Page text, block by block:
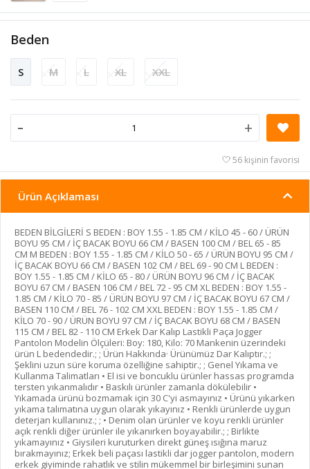
Beden
S M L XL XXL
- +
56 kişinin favorisi
Ürün Açıklaması
BEDEN BİLGİLERİ S BEDEN : BOY 1.55 - 1.85 CM / KİLO 45 - 60 / ÜRÜN
BOYU 95 CM / İÇ BACAK BOYU 66 CM / BASEN 100 CM / BEL 65 - 85
CM M BEDEN : BOY 1.55 - 1.85 CM / KİLO 50 - 65 / ÜRÜN BOYU 95 CM /
İÇ BACAK BOYU 66 CM / BASEN 102 CM / BEL 69 - 90 CM L BEDEN :
BOY 1.55 - 1.85 CM / KİLO 65 - 80 / ÜRÜN BOYU 96 CM / İÇ BACAK
BOYU 67 CM / BASEN 106 CM / BEL 72 - 95 CM XL BEDEN : BOY 1.55 -
1.85 CM / KİLO 70 - 85 / ÜRÜN BOYU 97 CM / İÇ BACAK BOYU 67 CM /
BASEN 110 CM / BEL 76 - 102 CM XXL BEDEN : BOY 1.55 - 1.85 CM /
KİLO 70 - 90 / ÜRÜN BOYU 97 CM / İÇ BACAK BOYU 68 CM / BASEN
115 CM / BEL 82 - 110 CM Erkek Dar Kalıp Lastikli Paça Jogger
Pantolon Modelin Ölçüleri: Boy: 180, Kilo: 70 Mankenin üzerindeki
ürün L bedendedir.; ; Ürün Hakkında· Ürünümüz Dar Kalıptır.; ;
Şeklini uzun süre koruma özelliğine sahiptir.; ; Genel Yıkama ve
Kullanma Talimatları • El isi ve boncuklu ürünler hassas programda
tersten yıkanmalıdır • Baskılı ürünler zamanla dökülebilir •
Yıkamada ürünü bozmamak için 30 C'yi asmayınız • Ürünü yıkarken
yıkama talımatına uygun olarak yıkayınız • Renkli ürünlerde uygun
deterjan kullanınız.; ; • Denim olan ürünler ve koyu renkli ürünler
açık renkli diğer ürünler ile yıkanırken boyayabilir.; ; Birlikte
yıkamayınız • Giysileri kuruturken direkt güneş ısığına maruz
bırakmayınız; Erkek beli paçası lastikli dar jogger pantolon, modern
erkek giyiminde rahatlık ve stilin mükemmel bir birleşimini sunan